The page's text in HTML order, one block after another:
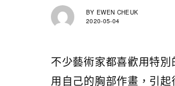
BY EWEN CHEUK
2020-05-04
不少藝術家都喜歡用特
用自己的胸部作畫，引起